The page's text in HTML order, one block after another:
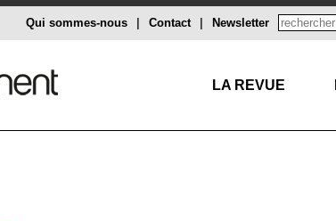
Newsletter
Contact
Qui sommes-nous
LA REVUE